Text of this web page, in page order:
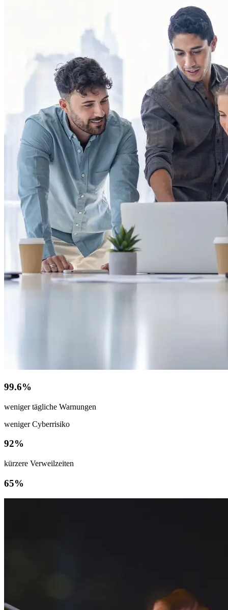
99.6%
weniger tägliche Warnungen
weniger Cyberrisiko
92%
kürzere Verweilzeiten
65%